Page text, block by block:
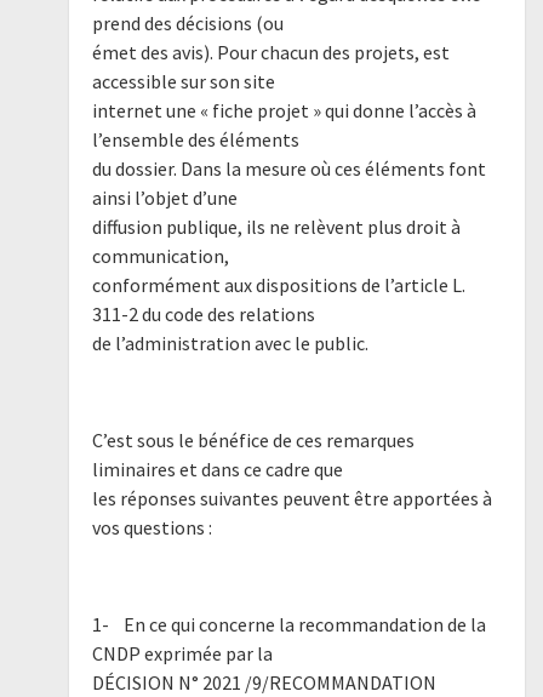
prend des décisions (ou
émet des avis). Pour chacun des projets, est
accessible sur son site
internet une « fiche projet » qui donne l’accès à
l’ensemble des éléments
du dossier. Dans la mesure où ces éléments font
ainsi l’objet d’une
diffusion publique, ils ne relèvent plus droit à
communication,
conformément aux dispositions de l’article L.
311-2 du code des relations
de l’administration avec le public.
C’est sous le bénéfice de ces remarques
liminaires et dans ce cadre que
les réponses suivantes peuvent être apportées à
vos questions :
1- En ce qui concerne la recommandation de la
CNDP exprimée par la
DÉCISION N° 2021 /9/RECOMMANDATION